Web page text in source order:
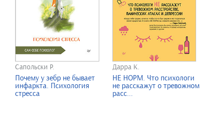
Сапольски Р.
Почему у зебр не бывает
инфаркта. Психология
стресса
Дарра К.
НЕ НОРМ. Что психологи
не расскажут о тревожном
расс...